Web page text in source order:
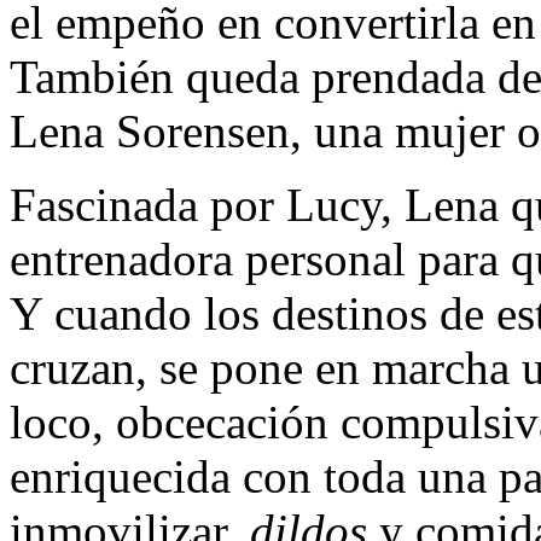
el empeño en convertirla
También queda prendada
Lena Sorensen, una mujer
Fascinada por Lucy, Lena
entrenadora personal para
Y cuando los destinos de
cruzan, se pone en marcha
loco, obcecación
enriquecida con toda una